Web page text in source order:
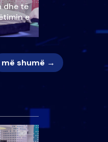
dhe të
e
më shumë →